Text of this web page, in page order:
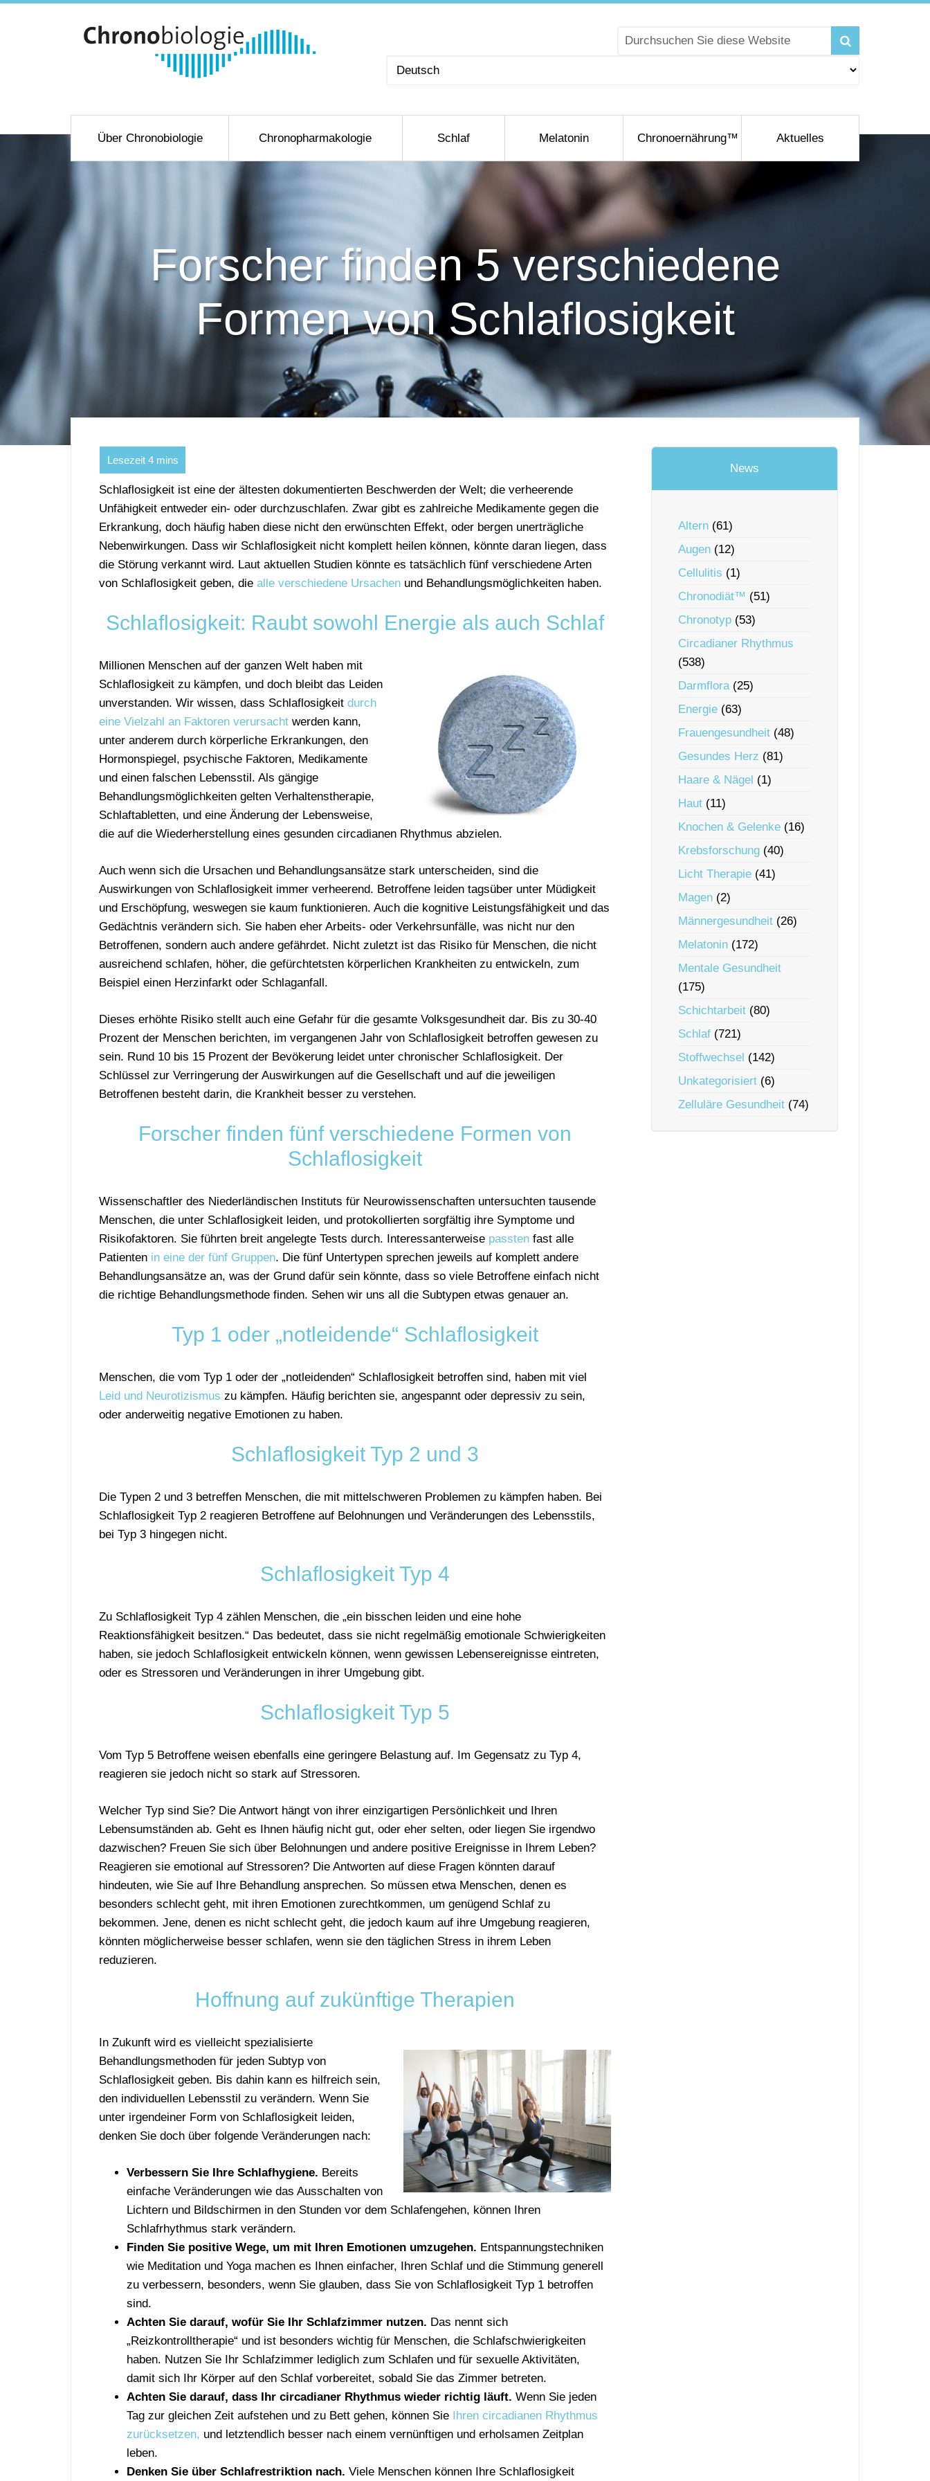
Sprache
Über Chronobiologie Chronopharmakologie Schlaf Melatonin Chronoernährung™ Aktuelles
Forscher finden 5 verschiedene
Formen von Schlaflosigkeit
Schlaflosigkeit ist eine der ältesten dokumentierten Beschwerden der Welt; die verheerende
Unfähigkeit entweder ein- oder durchzuschlafen. Zwar gibt es zahlreiche Medikamente gegen die
Erkrankung, doch häufig haben diese nicht den erwünschten Effekt, oder bergen unerträgliche
Nebenwirkungen. Dass wir Schlaflosigkeit nicht komplett heilen können, könnte daran liegen, dass
die Störung verkannt wird. Laut aktuellen Studien könnte es tatsächlich fünf verschiedene Arten
von Schlaflosigkeit geben, die alle verschiedene Ursachen und Behandlungsmöglichkeiten haben.
Schlaflosigkeit: Raubt sowohl Energie als auch Schlaf
Millionen Menschen auf der ganzen Welt haben mit
Schlaflosigkeit zu kämpfen, und doch bleibt das Leiden
unverstanden. Wir wissen, dass Schlaflosigkeit durch
eine Vielzahl an Faktoren verursacht werden kann,
unter anderem durch körperliche Erkrankungen, den
Hormonspiegel, psychische Faktoren, Medikamente
und einen falschen Lebensstil. Als gängige
Behandlungsmöglichkeiten gelten Verhaltenstherapie,
Schlaftabletten, und eine Änderung der Lebensweise,
die auf die Wiederherstellung eines gesunden circadianen Rhythmus abzielen.
Auch wenn sich die Ursachen und Behandlungsansätze stark unterscheiden, sind die
Auswirkungen von Schlaflosigkeit immer verheerend. Betroffene leiden tagsüber unter Müdigkeit
und Erschöpfung, weswegen sie kaum funktionieren. Auch die kognitive Leistungsfähigkeit und das
Gedächtnis verändern sich. Sie haben eher Arbeits- oder Verkehrsunfälle, was nicht nur den
Betroffenen, sondern auch andere gefährdet. Nicht zuletzt ist das Risiko für Menschen, die nicht
ausreichend schlafen, höher, die gefürchtetsten körperlichen Krankheiten zu entwickeln, zum
Beispiel einen Herzinfarkt oder Schlaganfall.
Dieses erhöhte Risiko stellt auch eine Gefahr für die gesamte Volksgesundheit dar. Bis zu 30-40
Prozent der Menschen berichten, im vergangenen Jahr von Schlaflosigkeit betroffen gewesen zu
sein. Rund 10 bis 15 Prozent der Bevökerung leidet unter chronischer Schlaflosigkeit. Der
Schlüssel zur Verringerung der Auswirkungen auf die Gesellschaft und auf die jeweiligen
Betroffenen besteht darin, die Krankheit besser zu verstehen.
Forscher finden fünf verschiedene Formen von
Schlaflosigkeit
Wissenschaftler des Niederländischen Instituts für Neurowissenschaften untersuchten tausende
Menschen, die unter Schlaflosigkeit leiden, und protokollierten sorgfältig ihre Symptome und
Risikofaktoren. Sie führten breit angelegte Tests durch. Interessanterweise passten fast alle
Patienten in eine der fünf Gruppen. Die fünf Untertypen sprechen jeweils auf komplett andere
Behandlungsansätze an, was der Grund dafür sein könnte, dass so viele Betroffene einfach nicht
die richtige Behandlungsmethode finden. Sehen wir uns all die Subtypen etwas genauer an.
Typ 1 oder „notleidende“ Schlaflosigkeit
Menschen, die vom Typ 1 oder der „notleidenden“ Schlaflosigkeit betroffen sind, haben mit viel
Leid und Neurotizismus zu kämpfen. Häufig berichten sie, angespannt oder depressiv zu sein,
oder anderweitig negative Emotionen zu haben.
Schlaflosigkeit Typ 2 und 3
Die Typen 2 und 3 betreffen Menschen, die mit mittelschweren Problemen zu kämpfen haben. Bei
Schlaflosigkeit Typ 2 reagieren Betroffene auf Belohnungen und Veränderungen des Lebensstils,
bei Typ 3 hingegen nicht.
Schlaflosigkeit Typ 4
Zu Schlaflosigkeit Typ 4 zählen Menschen, die „ein bisschen leiden und eine hohe
Reaktionsfähigkeit besitzen.“ Das bedeutet, dass sie nicht regelmäßig emotionale Schwierigkeiten
haben, sie jedoch Schlaflosigkeit entwickeln können, wenn gewissen Lebensereignisse eintreten,
oder es Stressoren und Veränderungen in ihrer Umgebung gibt.
Schlaflosigkeit Typ 5
Vom Typ 5 Betroffene weisen ebenfalls eine geringere Belastung auf. Im Gegensatz zu Typ 4,
reagieren sie jedoch nicht so stark auf Stressoren.
Welcher Typ sind Sie? Die Antwort hängt von ihrer einzigartigen Persönlichkeit und Ihren
Lebensumständen ab. Geht es Ihnen häufig nicht gut, oder eher selten, oder liegen Sie irgendwo
dazwischen? Freuen Sie sich über Belohnungen und andere positive Ereignisse in Ihrem Leben?
Reagieren sie emotional auf Stressoren? Die Antworten auf diese Fragen könnten darauf
hindeuten, wie Sie auf Ihre Behandlung ansprechen. So müssen etwa Menschen, denen es
besonders schlecht geht, mit ihren Emotionen zurechtkommen, um genügend Schlaf zu
bekommen. Jene, denen es nicht schlecht geht, die jedoch kaum auf ihre Umgebung reagieren,
könnten möglicherweise besser schlafen, wenn sie den täglichen Stress in ihrem Leben
reduzieren.
Hoffnung auf zukünftige Therapien
In Zukunft wird es vielleicht spezialisierte
Behandlungsmethoden für jeden Subtyp von
Schlaflosigkeit geben. Bis dahin kann es hilfreich sein,
den individuellen Lebensstil zu verändern. Wenn Sie
unter irgendeiner Form von Schlaflosigkeit leiden,
denken Sie doch über folgende Veränderungen nach:
Verbessern Sie Ihre Schlafhygiene. Bereits
einfache Veränderungen wie das Ausschalten von
Lichtern und Bildschirmen in den Stunden vor dem Schlafengehen, können Ihren
Schlafrhythmus stark verändern.
Finden Sie positive Wege, um mit Ihren Emotionen umzugehen. Entspannungstechniken
wie Meditation und Yoga machen es Ihnen einfacher, Ihren Schlaf und die Stimmung generell
zu verbessern, besonders, wenn Sie glauben, dass Sie von Schlaflosigkeit Typ 1 betroffen
sind.
Achten Sie darauf, wofür Sie Ihr Schlafzimmer nutzen. Das nennt sich
„Reizkontrolltherapie“ und ist besonders wichtig für Menschen, die Schlafschwierigkeiten
haben. Nutzen Sie Ihr Schlafzimmer lediglich zum Schlafen und für sexuelle Aktivitäten,
damit sich Ihr Körper auf den Schlaf vorbereitet, sobald Sie das Zimmer betreten.
Achten Sie darauf, dass Ihr circadianer Rhythmus wieder richtig läuft. Wenn Sie jeden
Tag zur gleichen Zeit aufstehen und zu Bett gehen, können Sie Ihren circadianen Rhythmus
zurücksetzen, und letztendlich besser nach einem vernünftigen und erholsamen Zeitplan
leben.
Denken Sie über Schlafrestriktion nach. Viele Menschen können Ihre Schlaflosigkeit
News
Altern (61)
Augen (12)
Cellulitis (1)
Chronodiät™ (51)
Chronotyp (53)
Circadianer Rhythmus
(538)
Darmflora(25)
Energie (63)
Frauengesundheit (48)
Gesundes Herz (81)
Haare & Nägel (1)
Haut (11)
Knochen & Gelenke (16)
Krebsforschung (40)
Licht Therapie (41)
Magen (2)
Männergesundheit (26)
Melatonin (172)
Mentale Gesundheit
(175)
Schichtarbeit (80)
Schlaf (721)
Stoffwechsel (142)
Unkategorisiert (6)
Zelluläre Gesundheit (74)